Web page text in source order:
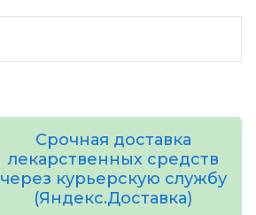
Срочная доставка
лекарственных средств
через курьерскую службу
(Яндекс.Доставка)